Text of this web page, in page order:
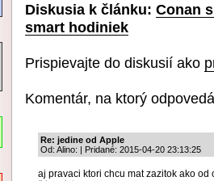
Diskusia k článku: Conan
smart hodiniek
Prispievajte do diskusií ako
Komentár, na ktorý
Re: jedine od Apple
Od: Alino: | Pridané: 2015-04-20 23:13:25
aj pravaci ktori chcu mat zazitok ako od